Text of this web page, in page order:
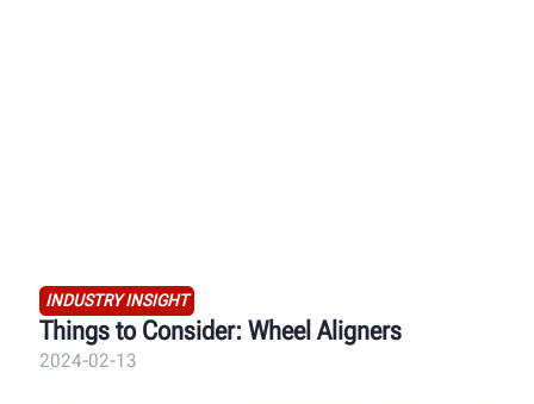
INDUSTRY INSIGHT
Things to Consider: Wheel Aligners
2024-02-13